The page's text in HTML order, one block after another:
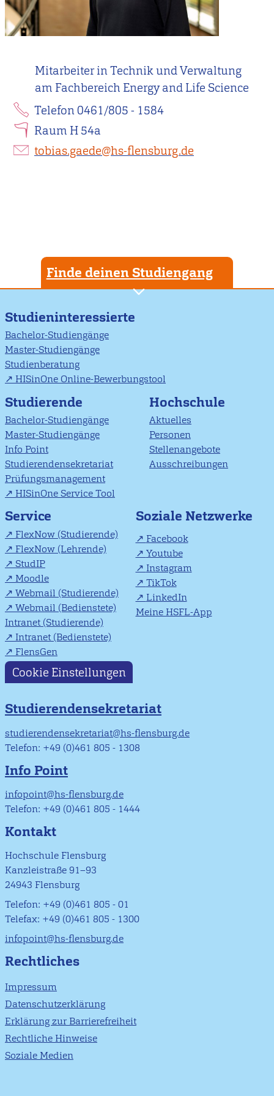
Mitarbeiter in Technik und Verwaltung
am Fachbereich Energy and Life Science
Telefon 0461/805 - 1584
Raum H 54a
tobias.gaede@hs-flensburg.de
Finde deinen Studiengang
Studieninteressierte
Bachelor-Studiengänge
Master-Studiengänge
Studienberatung
HISinOne Online-Bewerbungstool
Studierende
Bachelor-Studiengänge
Master-Studiengänge
Info Point
Studierendensekretariat
Prüfungsmanagement
HISinOne Service Tool
Hochschule
Aktuelles
Personen
Stellenangebote
Ausschreibungen
Service
FlexNow (Studierende)
FlexNow (Lehrende)
StudIP
Moodle
Webmail (Studierende)
Webmail (Bedienstete)
Intranet (Studierende)
Intranet (Bedienstete)
FlensGen
Soziale Netzwerke
Facebook
Youtube
Instagram
TikTok
LinkedIn
Meine HSFL-App
Cookie Einstellungen
Studierendensekretariat
studierendensekretariat@hs-flensburg.de
Telefon: +49 (0)461 805 - 1308
Info Point
infopoint@hs-flensburg.de
Telefon: +49 (0)461 805 - 1444
Kontakt
Hochschule Flensburg
Kanzleistraße 91–93
24943 Flensburg
Telefon: +49 (0)461 805 - 01
Telefax: +49 (0)461 805 - 1300
infopoint@hs-flensburg.de
Rechtliches
Impressum
Datenschutzerklärung
Erklärung zur Barrierefreiheit
Rechtliche Hinweise
Soziale Medien